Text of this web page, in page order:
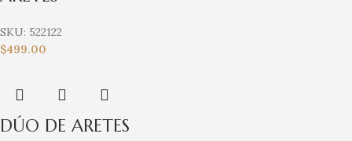
SKU: 522122
$499.00
DÚO DE ARETES